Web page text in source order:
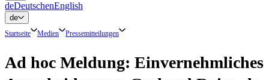
deDeutschenEnglish
de
Startseite Medien Pressemitteilungen
Ad hoc Meldung: Einvernehmliches